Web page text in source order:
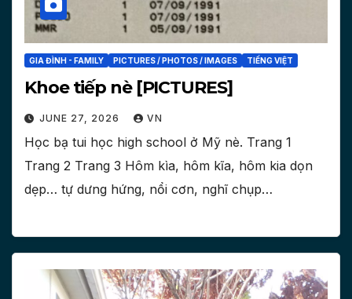
GIA ĐÌNH - FAMILY PICTURES / PHOTOS / IMAGES TIẾNG VIỆT
Khoe tiếp nè [PICTURES]
JUNE 27, 2026 VN
Học bạ tui học high school ở Mỹ nè. Trang 1
Trang 2 Trang 3 Hôm kìa, hôm kĩa, hôm kia dọn
dẹp… tự dưng hứng, nổi cơn, nghĩ chụp…